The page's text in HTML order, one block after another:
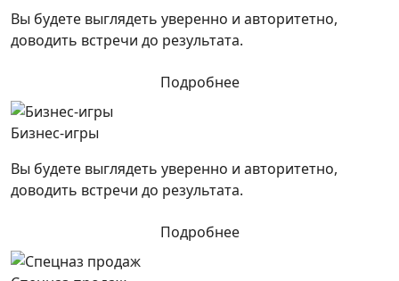
Вы будете выглядеть уверенно и авторитетно,
доводить встречи до результата.
Подробнее
Бизнес-игры
Вы будете выглядеть уверенно и авторитетно,
доводить встречи до результата.
Подробнее